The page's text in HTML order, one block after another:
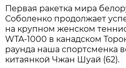
Первая ракетка мира
Соболенко продолжает
на крупном женском
WTA-1000 в канадском
раунда наша спортсменка
китаянкой Чжан Шуай (62).